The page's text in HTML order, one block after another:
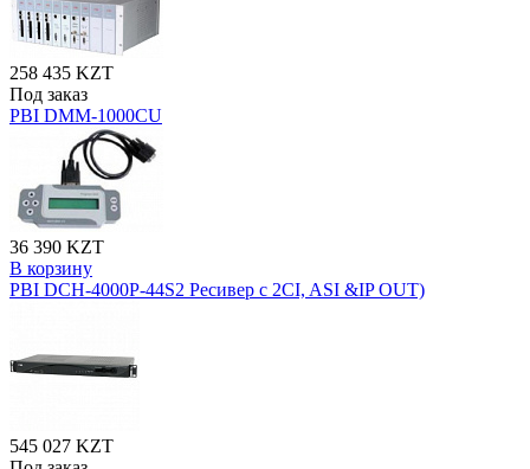
258 435 KZT
Под заказ
PBI DMM-1000CU
36 390 KZT
В корзину
PBI DCH-4000P-44S2 Ресивер с 2CI, ASI &IP OUT)
545 027 KZT